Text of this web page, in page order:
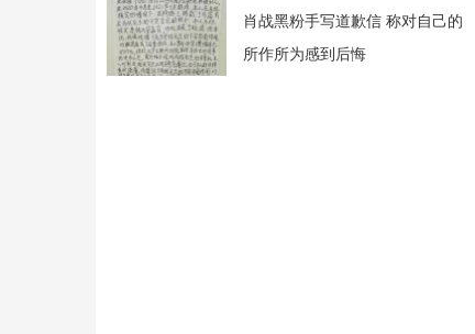
肖战黑粉手写道歉信 称对自己的
所作所为感到后悔